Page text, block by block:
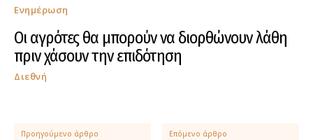
Ενημέρωση
Οι αγρότες θα μπορούν να διορθώνουν λάθη
πριν χάσουν την επιδότηση
Διεθνή
Προηγούμενο άρθρο
Επόμενο άρθρο